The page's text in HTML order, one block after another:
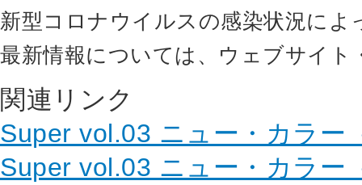
新型コロナウイルスの感染状況に
最新情報については、ウェブサイト
関連リンク
Super vol.03 ニュー・カラー
Super vol.03 ニュー・カラー